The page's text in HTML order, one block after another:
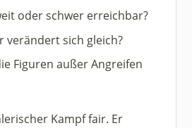
oder schwer erreichbar?
verändert sich gleich?
Figuren außer Angreifen
Kampf fair. Er